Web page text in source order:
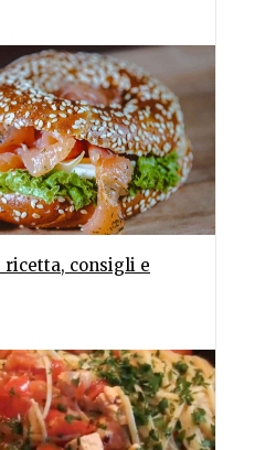
ricetta, consigli e